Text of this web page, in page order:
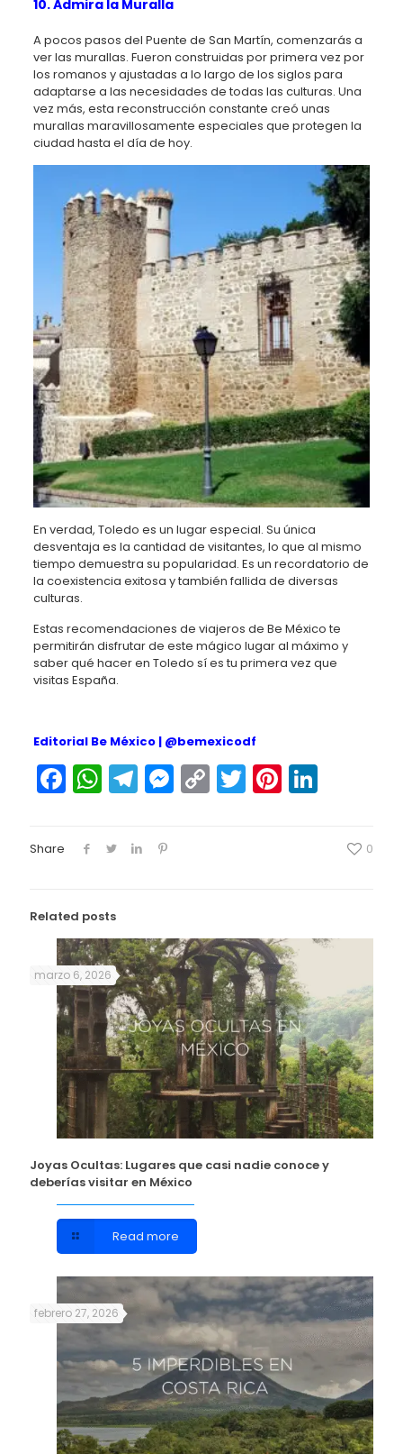
10. Admira la Muralla
A pocos pasos del Puente de San Martín, comenzarás a
ver las murallas. Fueron construidas por primera vez por
los romanos y ajustadas a lo largo de los siglos para
adaptarse a las necesidades de todas las culturas. Una
vez más, esta reconstrucción constante creó unas
murallas maravillosamente especiales que protegen la
ciudad hasta el día de hoy.
En verdad, Toledo es un lugar especial. Su única
desventaja es la cantidad de visitantes, lo que al mismo
tiempo demuestra su popularidad. Es un recordatorio de
la coexistencia exitosa y también fallida de diversas
culturas.
Estas recomendaciones de viajeros de Be México te
permitirán disfrutar de este mágico lugar al máximo y
saber qué hacer en Toledo sí es tu primera vez que
visitas España.
Editorial Be México | @bemexicodf
Facebook
WhatsApp
Telegram
Messenger
Copy
Link
TwitterPinterest
Share 0
Related posts
marzo 6, 2026
Joyas Ocultas: Lugares que casi nadie conoce y
deberías visitar en México
Read more
febrero 27, 2026